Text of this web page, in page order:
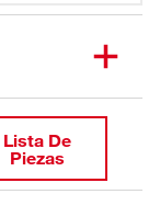
Lista De
Piezas